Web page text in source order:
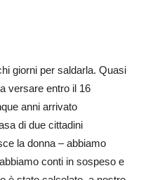
giorni per saldarla. Quasi
versare entro il 16
anni arrivato
di due cittadini
la donna – abbiamo
conti in sospeso e